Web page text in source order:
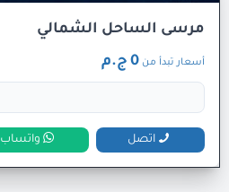
مرسى الساحل الشمالي
أسعار تبدأ من 0 ج.م
اتصل واتساب